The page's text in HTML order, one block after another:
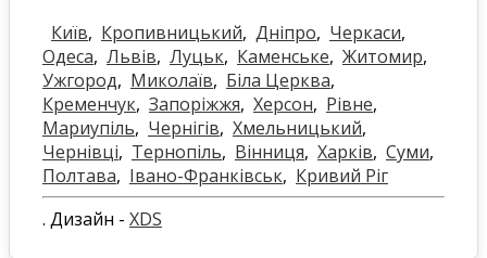
Київ, Кропивницький, Дніпро, Черкаси,
Одеса, Львів, Луцьк, Каменське, Житомир,
Ужгород, Миколаїв, Біла Церква,
Кременчук, Запоріжжя, Херсон, Рівне,
Мариупіль, Чернігів, Хмельницький,
Чернівці, Тернопіль, Вінниця, Харків, Суми,
Полтава, Івано-Франківськ, Кривий Ріг
. Дизайн - XDS